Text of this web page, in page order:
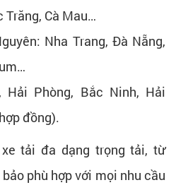
Trăng, Cà Mau…
Nha Trang, Đà Nẵng,
Phòng, Bắc Ninh, Hải
đồng).
tải đa dạng trọng tải, từ
phù hợp với mọi nhu cầu